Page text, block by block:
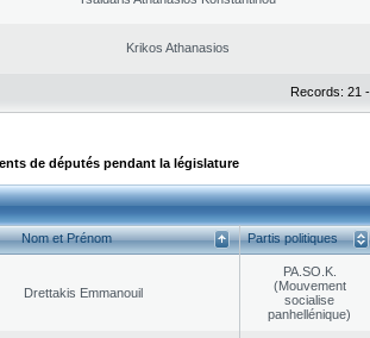
Krikos Athanasios
Records: 21
de députés pendant la législature
Nom et Prénom Partis politiques
Drettakis Emmanouil
PA.SO.K.
(Mouvement
socialise
panhellénique)